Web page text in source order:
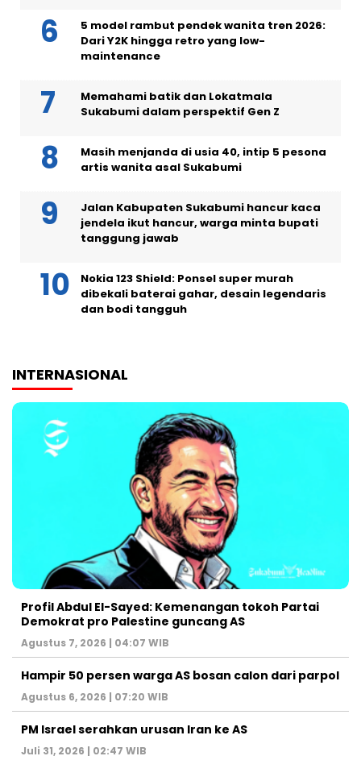
5 model rambut pendek wanita tren 2026:
Dari Y2K hingga retro yang low-
maintenance
Memahami batik dan Lokatmala
Sukabumi dalam perspektif Gen Z
Masih menjanda di usia 40, intip 5 pesona
artis wanita asal Sukabumi
Jalan Kabupaten Sukabumi hancur kaca
jendela ikut hancur, warga minta bupati
tanggung jawab
Nokia 123 Shield: Ponsel super murah
dibekali baterai gahar, desain legendaris
dan bodi tangguh
INTERNASIONAL
Profil Abdul El-Sayed: Kemenangan tokoh Partai
Demokrat pro Palestine guncang AS
Agustus 7, 2026 | 04:07 WIB
Hampir 50 persen warga AS bosan calon dari parpol
Agustus 6, 2026 | 07:20 WIB
PM Israel serahkan urusan Iran ke AS
Juli 31, 2026 | 02:47 WIB